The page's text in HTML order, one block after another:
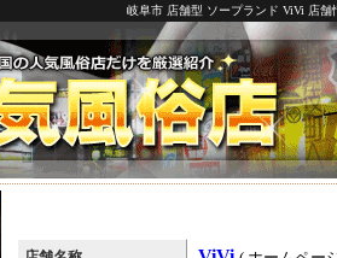
岐阜市 店舗型 ソープランド ViVi 店